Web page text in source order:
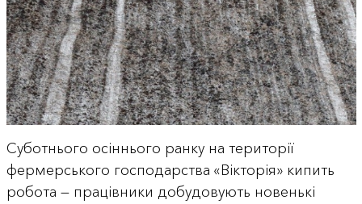
Суботнього осіннього ранку на території
фермерського господарства «Вікторія» кипить
робота — працівники добудовують новенькі